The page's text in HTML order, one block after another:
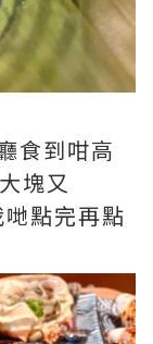
食到咁高
塊又
點完再點